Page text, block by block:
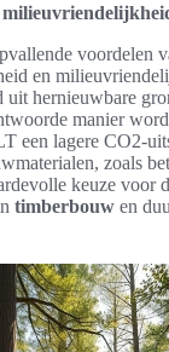
voordelen
en
uit hernieuwbare
manier
een lagere CO2-
zoals
keuze voor
timberbouw en